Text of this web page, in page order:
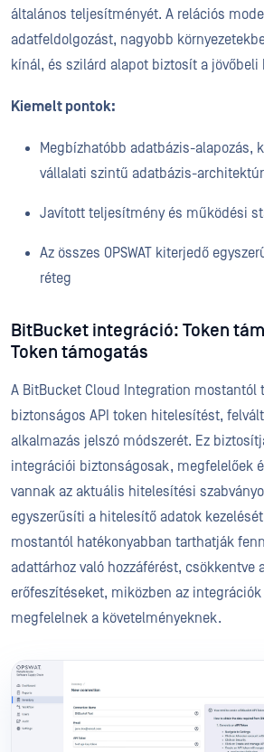
általános teljesítményét. A relációs
adatfeldolgozást, nagyobb
kínál, és szilárd alapot biztosít a jövőbeli
Kiemelt pontok:
Megbízhatóbb adatbázis-alapozás,
vállalati szintű adatbázis-
Javított teljesítmény és működési
Az összes OPSWAT kiterjedő
réteg
BitBucket integráció: Token
Token támogatás
A BitBucket Cloud Integration mostantól
biztonságos API token hitelesítést,
alkalmazás jelszó módszerét. Ez
integrációi biztonságosak, megfelelőek
vannak az aktuális hitelesítési
egyszerűsíti a hitelesítő adatok
mostantól hatékonyabban tarthatják
adattárhoz való hozzáférést, csökkentve
erőfeszítéseket, miközben az
megfelelnek a követelményeknek.